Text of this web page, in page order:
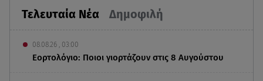
Τελευταία Νέα Δημοφιλή
08.08.26 , 03:00
Εορτολόγιο: Ποιοι γιορτάζουν στις 8 Αυγούστου